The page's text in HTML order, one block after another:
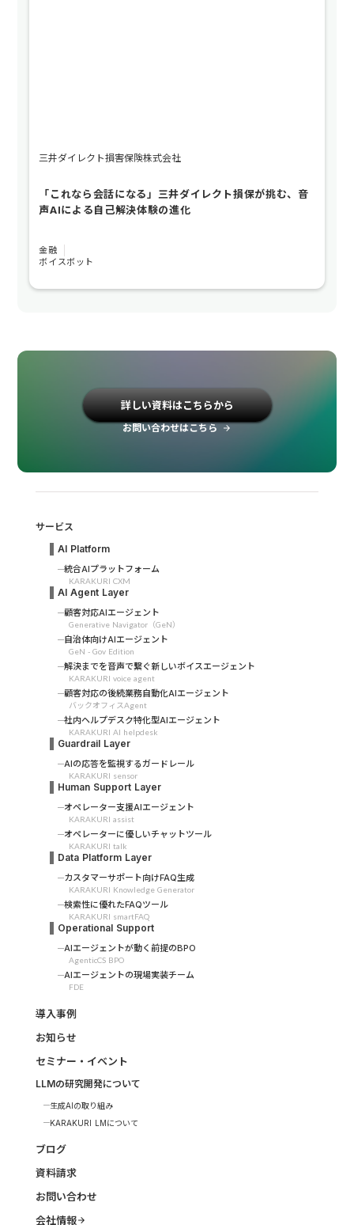
三井ダイレクト損害保険株式会社
「これなら会話になる」三井ダイレクト損保が挑む、音
声AIによる自己解決体験の進化
金融
ボイスボット
詳しい資料はこちらから
お問い合わせはこちら arrow_forward
サービス
AI Platform
統合AIプラットフォーム
KARAKURI CXM
AI Agent Layer
顧客対応AIエージェント
Generative Navigator（GeN）
自治体向けAIエージェント
GeN - Gov Edition
解決までを音声で繋ぐ新しいボイスエージェント
KARAKURI voice agent
顧客対応の後続業務自動化AIエージェント
バックオフィスAgent
社内ヘルプデスク特化型AIエージェント
KARAKURI AI helpdesk
Guardrail Layer
AIの応答を監視するガードレール
KARAKURI sensor
Human Support Layer
オペレーター支援AIエージェント
KARAKURI assist
オペレーターに優しいチャットツール
KARAKURI talk
Data Platform Layer
カスタマーサポート向けFAQ生成
KARAKURI Knowledge Generator
検索性に優れたFAQツール
KARAKURI smartFAQ
Operational Support
AIエージェントが動く前提のBPO
AgenticCS BPO
AIエージェントの現場実装チーム
FDE
導入事例
お知らせ
セミナー・イベント
LLMの研究開発について
生成AIの取り組み
KARAKURI LMについて
ブログ
資料請求
お問い合わせ
会社情報arrow_forward